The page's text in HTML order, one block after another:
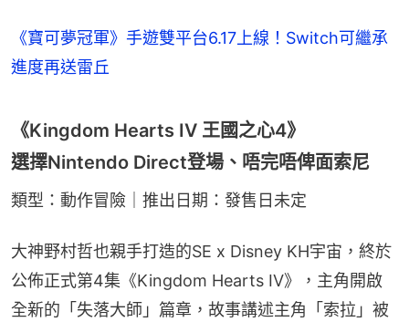
《寶可夢冠軍》手遊雙平台6.17上線！Switch可繼承
進度再送雷丘
《Kingdom Hearts IV 王國之心4》
選擇Nintendo Direct登場、唔完唔俾面索尼
類型：動作冒險｜推出日期：發售日未定
大神野村哲也親手打造的SE x Disney KH宇宙，終於
公佈正式第4集《Kingdom Hearts IV》，主角開啟
全新的「失落大師」篇章，故事講述主角「索拉」被